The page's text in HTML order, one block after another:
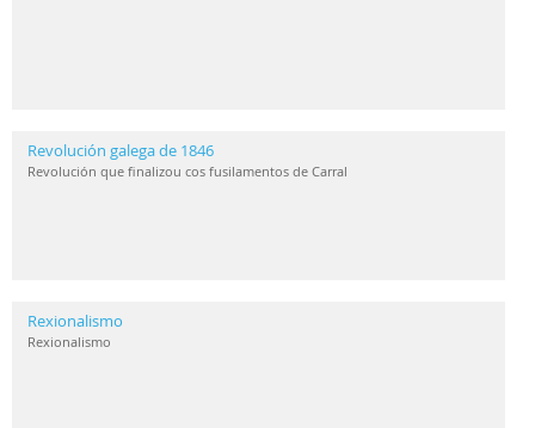
Revolución galega de 1846
Revolución que finalizou cos fusilamentos de Carral
Rexionalismo
Rexionalismo